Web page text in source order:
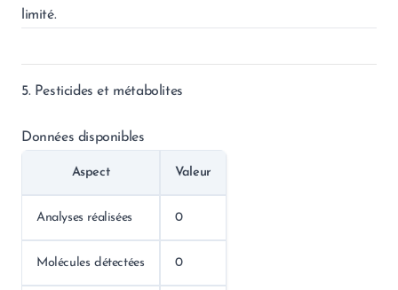
limité.
5. Pesticides et métabolites
Données disponibles
Aspect Valeur
Analyses réalisées 0
Molécules détectées 0